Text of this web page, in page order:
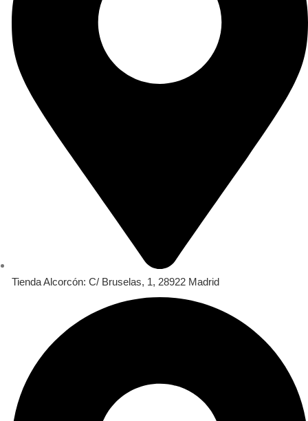
Tienda Alcorcón: C/ Bruselas, 1, 28922 Madrid